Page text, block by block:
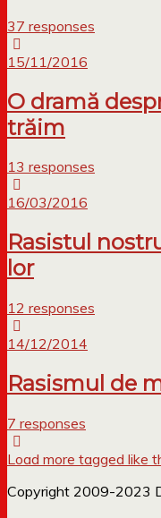
37 responses
15/11/2016
O dramă
trăim
13 responses
16/03/2016
Rasistul
lor
12 responses
14/12/2014
Rasismul de
7 responses
Load more tagged like
Copyright 2009-2023